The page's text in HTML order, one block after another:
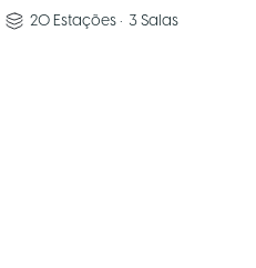
20 Estações • 3 Salas